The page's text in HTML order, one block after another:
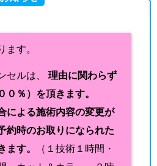
ます。
セルは、 理由に関わらず
０％）を頂きます。
による施術内容の変更が
約時のお取りになられた
ます。
（１技術１時間・